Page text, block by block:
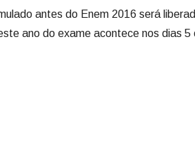
antes do Enem 2016 será
ano do exame acontece nos dias 5